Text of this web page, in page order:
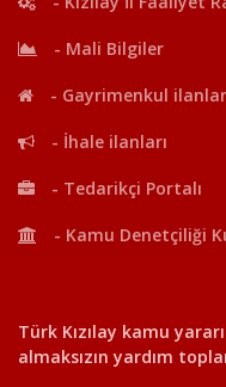
- Mali Bilgiler
- Gayrimenkul
- İhale ilanları
- Tedarikçi Portalı
- Kamu Denetçiliği
Türk Kızılay kamu
almaksızın yardım